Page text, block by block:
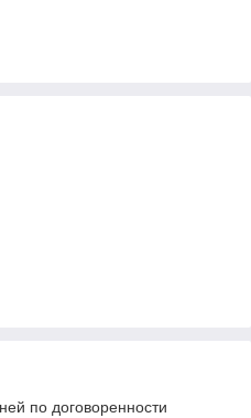
по договоренности